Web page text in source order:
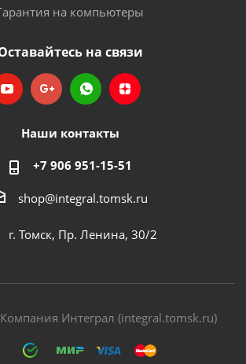
на компьютеры
на связи
Наши контакты
+7 906 951-15-51
shop@integral.tomsk.ru
г. Томск, Пр. Ленина, 30/2
Интеграл (integral.tomsk.ru)